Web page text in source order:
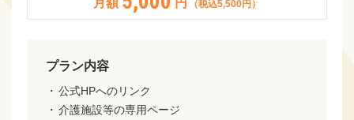
月額 円 （税込5,500円）
プラン内容
公式HPへのリンク
介護施設等の専用ページ